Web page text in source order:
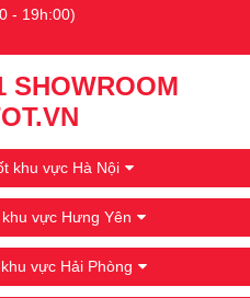
- 19h:00)
SHOWROOM
khu vực Hà Nội
vực Hưng Yên
vực Hải Phòng